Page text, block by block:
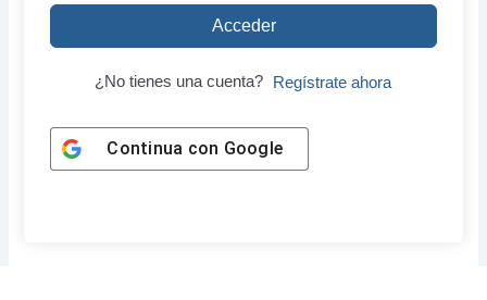
Acceder
¿No tienes una cuenta? Regístrate ahora
Continua con Google